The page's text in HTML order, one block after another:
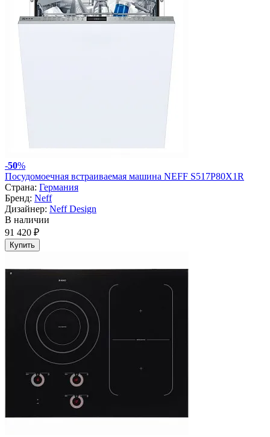
-50%
Посудомоечная встраиваемая машина NEFF S517P80X1R
Страна: Германия
Бренд: Neff
Дизайнер: Neff Design
В наличии
91 420 ₽
Купить